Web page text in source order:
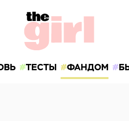
ТЕСТЫ ФАНДОМ